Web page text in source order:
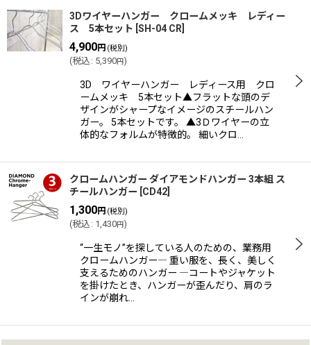
3Dワイヤーハンガー クロームメッキ レディー
ス 5本セット SH-04 CR
4,900円 (税別)
(税込 : 5,390円)
3D ワイヤーハンガー レディース用 クロ
ームメッキ 5本セット▲フラットな頭のデ
ザインがシャープなイメージのスチールハン
ガー。 5本セットです。 ▲3Ｄワイヤーの立
体的なフォルムが特徴的。 細いクロ…
クロームハンガー ダイアモンドハンガー 3本組 ス
チールハンガー CD42
1,300円 (税別)
(税込 : 1,430円)
“一生モノ”を探している人のための、業務用
クロームハンガー― 重い服を、長く、美しく
支えるためのハンガー ―コートやジャケット
を掛けたとき、ハンガーが歪んだり、肩のラ
インが崩れ…